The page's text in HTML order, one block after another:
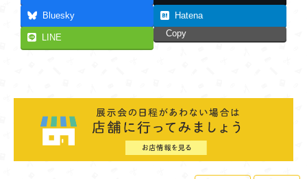
Bluesky Hatena
LINE Copy